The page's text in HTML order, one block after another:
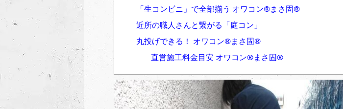
「生コンビニ」で全部揃う オワコン®︎まさ固®︎
近所の職人さんと繋がる「庭コン」
丸投げできる！ オワコン®︎まさ固®︎
直営施工料金目安 オワコン®︎まさ固®︎